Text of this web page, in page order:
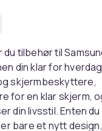
du tilbehør til
din klar for
skjermbeskyttere,
for en klar skjerm,
din livsstil. Enten
bare et nytt